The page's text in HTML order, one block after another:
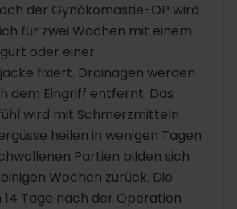
der Gynäkomastie-OP wird
für zwei Wochen mit einem
oder einer
fixiert. Drainagen werden
dem Eingriff entfernt. Das
wird mit Schmerzmitteln
heilen in wenigen Tagen
Partien bilden sich
Wochen zurück. Die
14 Tage nach der Operation